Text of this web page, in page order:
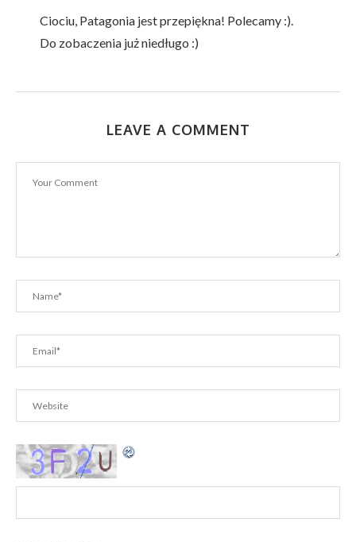
Ciociu, Patagonia jest przepiękna! Polecamy :).
Do zobaczenia już niedługo :)
LEAVE A COMMENT